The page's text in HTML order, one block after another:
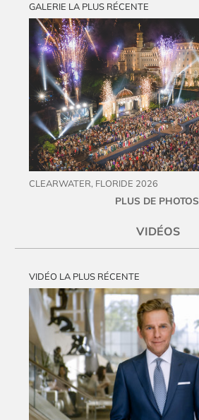
GALERIE LA PLUS RÉCENTE
CLEARWATER, FLORIDE 2026
PLUS DE PHOTOS
VIDÉOS
VIDÉO LA PLUS RÉCENTE